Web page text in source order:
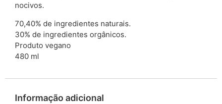
nocivos.
70,40% de ingredientes naturais.
30% de ingredientes orgânicos.
Produto vegano
480 ml
Informação adicional